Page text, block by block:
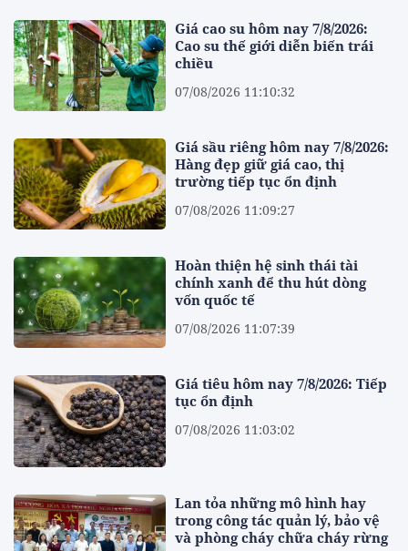
Giá cao su hôm nay 7/8/2026:
Cao su thế giới diễn biến trái
chiều
07/08/2026 11:10:32
Giá sầu riêng hôm nay 7/8/2026:
Hàng đẹp giữ giá cao, thị
trường tiếp tục ổn định
07/08/2026 11:09:27
Hoàn thiện hệ sinh thái tài
chính xanh để thu hút dòng
vốn quốc tế
07/08/2026 11:07:39
Giá tiêu hôm nay 7/8/2026: Tiếp
tục ổn định
07/08/2026 11:03:02
Lan tỏa những mô hình hay
trong công tác quản lý, bảo vệ
và phòng cháy chữa cháy rừng